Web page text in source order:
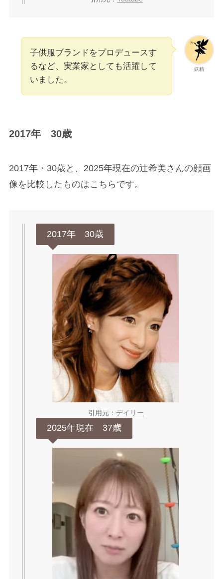
妖精
子供服ブランドをプロデュースす
るなど、実業家としても活躍して
いました。
2017年 30歳
2017年・30歳と、2025年現在の辻希美さんの顔画
像を比較したものはこちらです。
2017年 30歳
引用元： デイリー
2025年現在 37歳